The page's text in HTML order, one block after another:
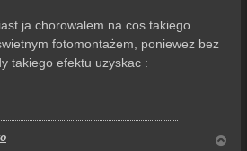
ja chorowalem na cos takiego
fotomontażem, poniewez bez
takiego efektu uzyskac :